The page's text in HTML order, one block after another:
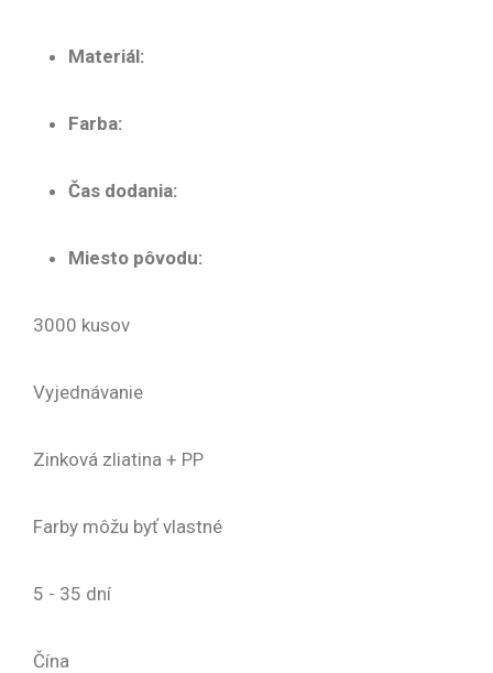
Materiál:
Farba:
Čas dodania:
Miesto pôvodu:
3000 kusov
Vyjednávanie
Zinková zliatina + PP
Farby môžu byť vlastné
5 - 35 dní
Čína